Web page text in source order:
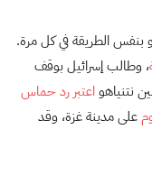
بنفس الطريقة في كل مرة.
، وطالب إسرائيل بوقف
نتنياهواعتبر رد حماس
على مدينة غزة، وقد